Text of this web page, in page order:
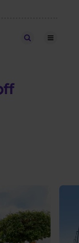
Stellen finden